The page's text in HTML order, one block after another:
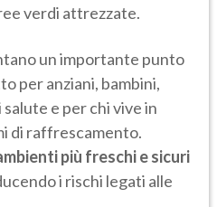
verdi attrezzate.
un importante punto
per anziani, bambini,
e per chi vive in
di raffrescamento.
più freschi e sicuri
i rischi legati alle